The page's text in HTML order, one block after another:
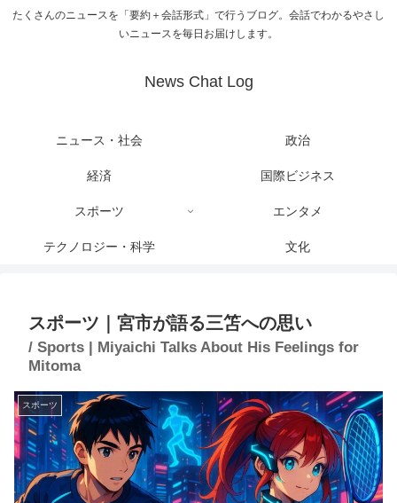
たくさんのニュースを「要約＋会話形式」で行うブログ。会話でわかるやさし
いニュースを毎日お届けします。
News Chat Log
ニュース・社会 政治
経済 国際ビジネス
スポーツ エンタメ
テクノロジー・科学 文化
スポーツ｜宮市が語る三笘への思い
/ Sports | Miyaichi Talks About His Feelings for
Mitoma
スポーツ